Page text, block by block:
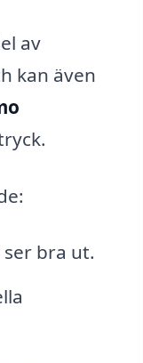
av
kan även
bra ut.